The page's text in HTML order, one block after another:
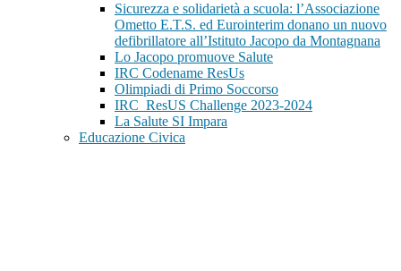
Sicurezza e solidarietà a scuola: l’Associazione
Ometto E.T.S. ed Eurointerim donano un nuovo
defibrillatore all’Istituto Jacopo da Montagnana
Lo Jacopo promuove Salute
IRC Codename ResUs
Olimpiadi di Primo Soccorso
IRC_ResUS Challenge 2023-2024
La Salute SI Impara
Educazione Civica